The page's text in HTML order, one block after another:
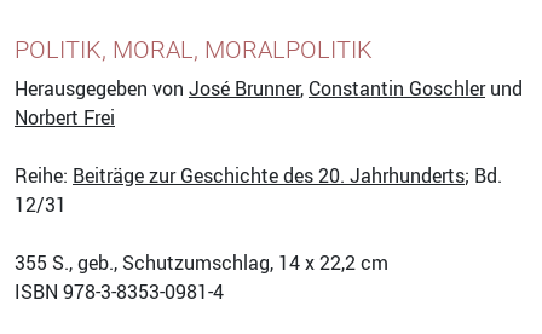
POLITIK, MORAL, MORALPOLITIK
Herausgegeben von José Brunner, Constantin Goschlerund
Norbert Frei
Reihe: Beiträge zur Geschichte des 20. Jahrhunderts; Bd.
12/31
355 S., geb., Schutzumschlag, 14 x 22,2 cm
ISBN 978-3-8353-0981-4